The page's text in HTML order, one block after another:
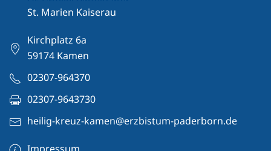
St. Marien Kaiserau
Kirchplatz 6a
59174 Kamen
02307-964370
02307-9643730
heilig-kreuz-kamen@erzbistum-paderborn.de